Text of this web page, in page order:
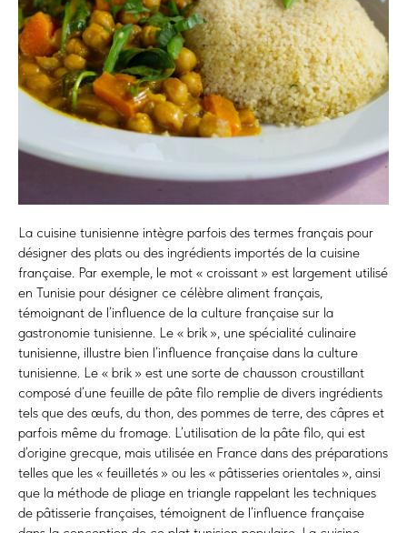
La cuisine tunisienne intègre parfois des termes français pour
désigner des plats ou des ingrédients importés de la cuisine
française. Par exemple, le mot « croissant » est largement utilisé
en Tunisie pour désigner ce célèbre aliment français,
témoignant de l’influence de la culture française sur la
gastronomie tunisienne. Le « brik », une spécialité culinaire
tunisienne, illustre bien l’influence française dans la culture
tunisienne. Le « brik » est une sorte de chausson croustillant
composé d’une feuille de pâte filo remplie de divers ingrédients
tels que des œufs, du thon, des pommes de terre, des câpres et
parfois même du fromage. L’utilisation de la pâte filo, qui est
d’origine grecque, mais utilisée en France dans des préparations
telles que les « feuilletés » ou les « pâtisseries orientales », ainsi
que la méthode de pliage en triangle rappelant les techniques
de pâtisserie françaises, témoignent de l’influence française